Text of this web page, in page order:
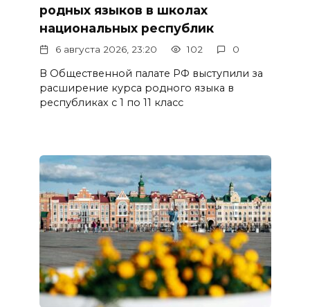
родных языков в школах
национальных республик
6 августа 2026, 23:20 102 0
В Общественной палате РФ выступили за
расширение курса родного языка в
республиках с 1 по 11 класс